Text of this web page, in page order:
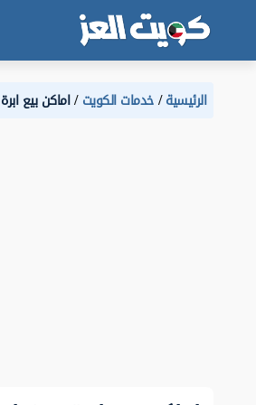
الرئيسية خدمات الكويت اماكن بيع